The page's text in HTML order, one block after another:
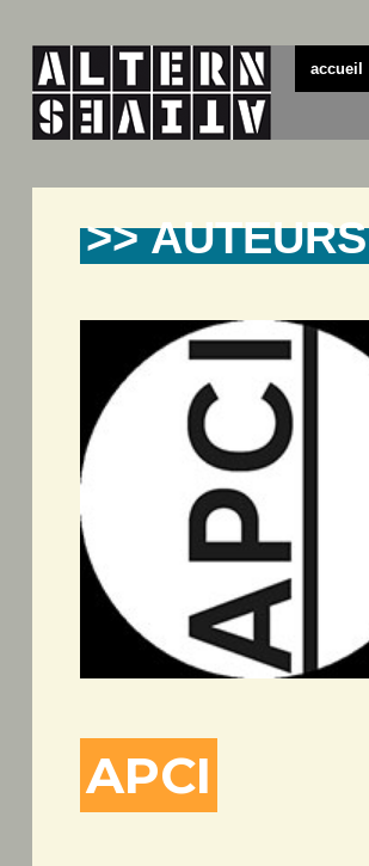
accueil
>> AUTEURS
APCI